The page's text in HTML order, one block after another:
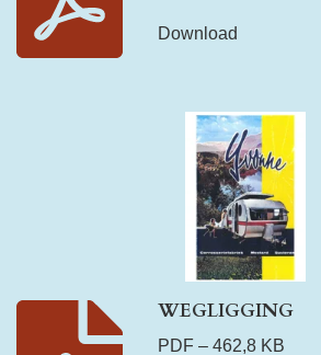
Download
WEGLIGGING
PDF – 462,8 KB